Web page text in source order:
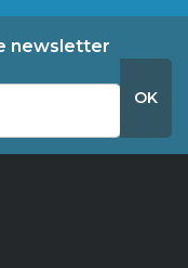
newsletter
OK